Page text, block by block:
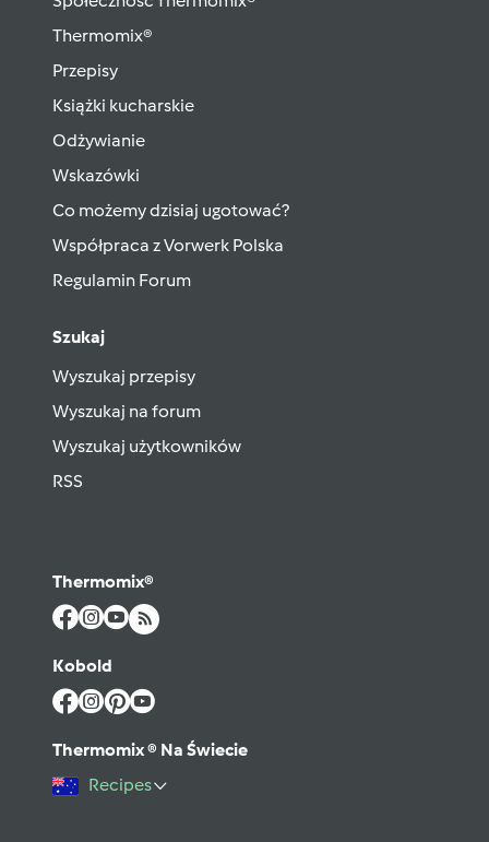
Thermomix®
Przepisy
Książki kucharskie
Odżywianie
Wskazówki
Co możemy dzisiaj ugotować?
Współpraca z Vorwerk Polska
Regulamin Forum
Szukaj
Wyszukaj przepisy
Wyszukaj na forum
Wyszukaj użytkowników
RSS
Thermomix®
Kobold
Thermomix ® Na Świecie
Recipes